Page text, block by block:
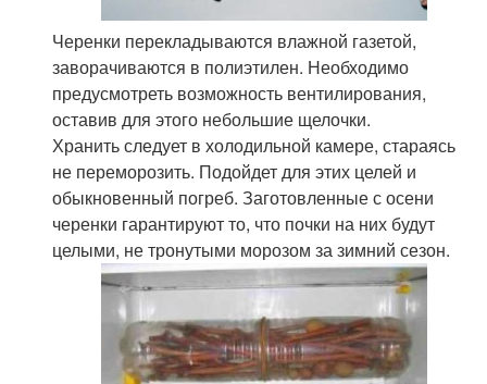
Черенки перекладываются влажной газетой,
заворачиваются в полиэтилен. Необходимо
предусмотреть возможность вентилирования,
оставив для этого небольшие щелочки.
Хранить следует в холодильной камере, стараясь
не переморозить. Подойдет для этих целей и
обыкновенный погреб. Заготовленные с осени
черенки гарантируют то, что почки на них будут
целыми, не тронутыми морозом за зимний сезон.